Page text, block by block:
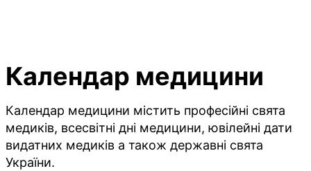
Календар медицини
Календар медицини містить професійні свята
медиків, всесвітні дні медицини, ювілейні дати
видатних медиків а також державні свята
України.